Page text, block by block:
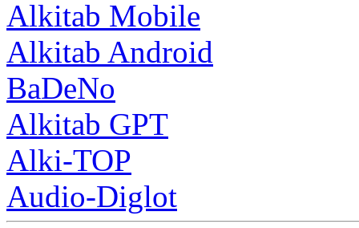
Alkitab Mobile
Alkitab Android
BaDeNo
Alkitab GPT
Alki-TOP
Audio-Diglot